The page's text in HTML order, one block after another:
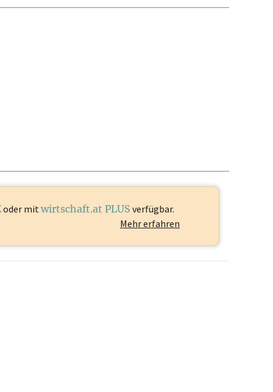
oder mitwirtschaft.at PLUS verfügbar.
Mehr erfahren